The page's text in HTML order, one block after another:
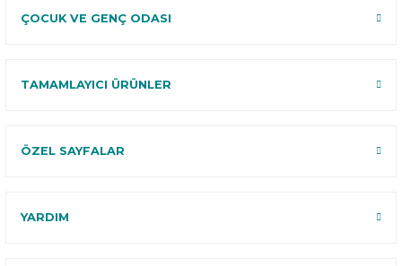
ÇOCUK VE GENÇ ODASI
TAMAMLAYICI ÜRÜNLER
ÖZEL SAYFALAR
YARDIM